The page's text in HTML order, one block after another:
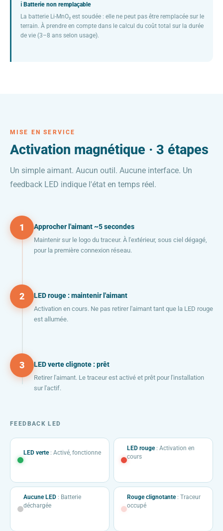
ℹ Batterie non remplaçable
La batterie Li-MnO₂ est soudée : elle ne peut pas être remplacée sur le
terrain. À prendre en compte dans le calcul du coût total sur la durée
de vie (3–8 ans selon usage).
MISE EN SERVICE
Activation magnétique · 3 étapes
Un simple aimant. Aucun outil. Aucune interface. Un
feedback LED indique l'état en temps réel.
1 Approcher l'aimant ~5 secondes
Maintenir sur le logo du traceur. À l'extérieur, sous ciel dégagé,
pour la première connexion réseau.
2 LED rouge : maintenir l'aimant
Activation en cours. Ne pas retirer l'aimant tant que la LED rouge
est allumée.
3 LED verte clignote : prêt
Retirer l'aimant. Le traceur est activé et prêt pour l'installation
sur l'actif.
FEEDBACK LED
LED verte: Activé, fonctionne
LED rouge: Activation en
cours
Aucune LED : Batterie
déchargée
Rouge clignotante: Traceur
occupé